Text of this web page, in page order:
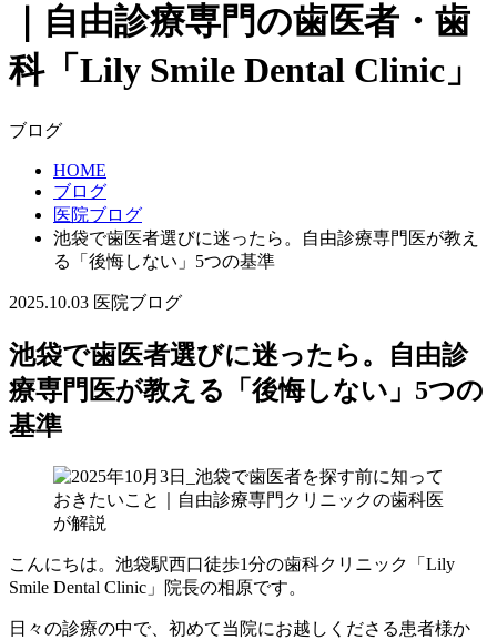
｜自由診療専門の歯医者・歯
科「Lily Smile Dental Clinic」
ブログ
HOME
ブログ
医院ブログ
池袋で歯医者選びに迷ったら。自由診療専門医が教え
る「後悔しない」5つの基準
2025.10.03 医院ブログ
池袋で歯医者選びに迷ったら。自由診
療専門医が教える「後悔しない」5つの
基準
こんにちは。池袋駅西口徒歩1分の歯科クリニック「Lily
Smile Dental Clinic」院長の相原です。
日々の診療の中で、初めて当院にお越しくださる患者様か